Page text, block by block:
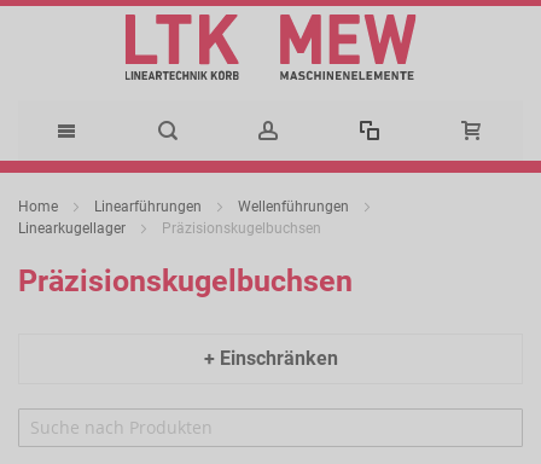
zum
Inhalt
Home Linearführungen
Wellenführungen
Linearkugellager
Präzisionskugelbuchsen
Präzisionskugelbuchsen
+ Einschränken